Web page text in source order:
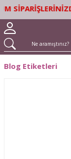
Blog Etiketleri